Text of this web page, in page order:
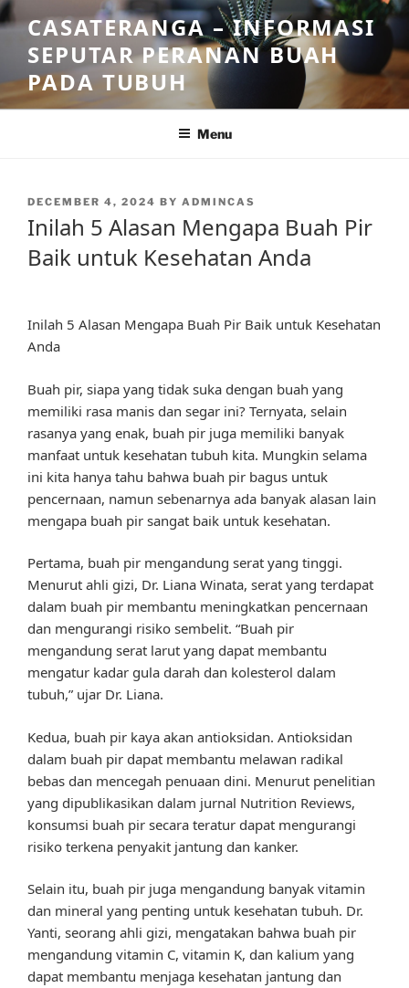
Skip
to
content
CASATERANGA – INFORMASI
SEPUTAR PERANAN BUAH
PADA TUBUH
Menu
POSTED
DECEMBER 4, 2024 BY ADMINCAS
Inilah 5 Alasan Mengapa Buah Pir
Baik untuk Kesehatan Anda
Inilah 5 Alasan Mengapa Buah Pir Baik untuk Kesehatan
Anda
Buah pir, siapa yang tidak suka dengan buah yang
memiliki rasa manis dan segar ini? Ternyata, selain
rasanya yang enak, buah pir juga memiliki banyak
manfaat untuk kesehatan tubuh kita. Mungkin selama
ini kita hanya tahu bahwa buah pir bagus untuk
pencernaan, namun sebenarnya ada banyak alasan lain
mengapa buah pir sangat baik untuk kesehatan.
Pertama, buah pir mengandung serat yang tinggi.
Menurut ahli gizi, Dr. Liana Winata, serat yang terdapat
dalam buah pir membantu meningkatkan pencernaan
dan mengurangi risiko sembelit. “Buah pir
mengandung serat larut yang dapat membantu
mengatur kadar gula darah dan kolesterol dalam
tubuh,” ujar Dr. Liana.
Kedua, buah pir kaya akan antioksidan. Antioksidan
dalam buah pir dapat membantu melawan radikal
bebas dan mencegah penuaan dini. Menurut penelitian
yang dipublikasikan dalam jurnal Nutrition Reviews,
konsumsi buah pir secara teratur dapat mengurangi
risiko terkena penyakit jantung dan kanker.
Selain itu, buah pir juga mengandung banyak vitamin
dan mineral yang penting untuk kesehatan tubuh. Dr.
Yanti, seorang ahli gizi, mengatakan bahwa buah pir
mengandung vitamin C, vitamin K, dan kalium yang
dapat membantu menjaga kesehatan jantung dan